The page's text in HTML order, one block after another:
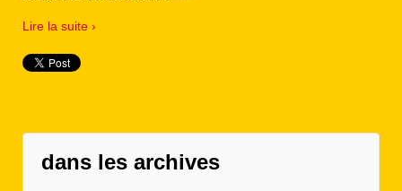
Lire la suite ›
dans les archives